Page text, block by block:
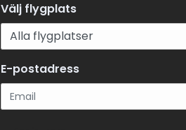
Välj flygplats
E-postadress